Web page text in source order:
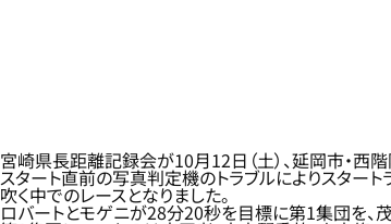
宮崎県長距離記録会が10月12日（土）、延岡市・西
スタート直前の写真判定機のトラブルによりスター
吹く中でのレースとなりました。
ロバートとモゲニが28分20秒を目標に第1集団を、